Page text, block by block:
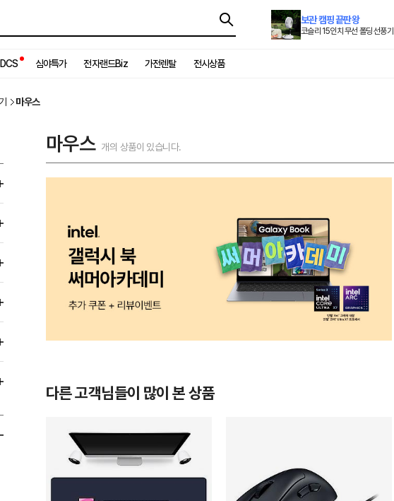
보관 캠핑 끝판왕
코슬리 15인치 무선 폴딩 선풍기
DCS 심야특가 전자랜드Biz 가전렌탈 전시상품
마우스
마우스 개의 상품이 있습니다.
다른 고객님들이 많이 본 상품